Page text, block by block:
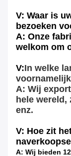
V: Waar is
bezoeken
A: Onze
welkom om
V:In welke
A: Wij
hele wereld,
enz.
V: Hoe zit
A: Wij bieden